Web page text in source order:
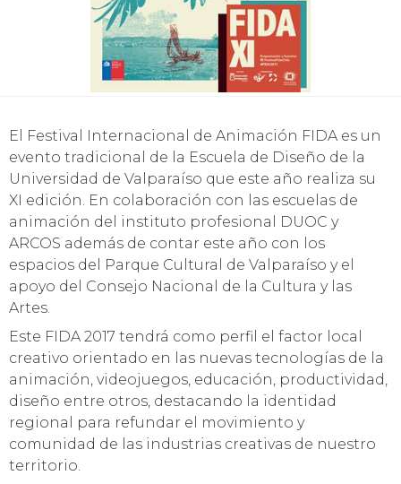
El Festival Internacional de Animación FIDA es un
evento tradicional de la Escuela de Diseño de la
Universidad de Valparaíso que este año realiza su
XI edición. En colaboración con las escuelas de
animación del instituto profesional DUOC y
ARCOS además de contar este año con los
espacios del Parque Cultural de Valparaíso y el
apoyo del Consejo Nacional de la Cultura y las
Artes.
Este FIDA 2017 tendrá como perfil el factor local
creativo orientado en las nuevas tecnologías de la
animación, videojuegos, educación, productividad,
diseño entre otros, destacando la identidad
regional para refundar el movimiento y
comunidad de las industrias creativas de nuestro
territorio.